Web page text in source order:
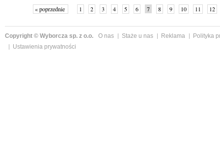
« poprzednie 1 2 3 4 5 6 7 8 9 10 11 12
Copyright © Wyborcza sp. z o.o. O nas Staże u nas Reklama
Polityka
Ustawienia prywatności